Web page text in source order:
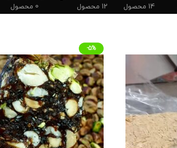
14 محصول
12 محصول
0 محصول
-5%